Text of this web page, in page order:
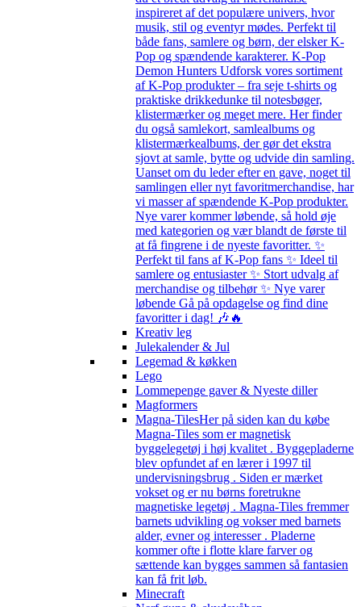
inspireret af det populære univers, hvor
musik, stil og eventyr mødes. Perfekt til
både fans, samlere og børn, der elsker K-
Pop og spændende karakterer. K-Pop
Demon Hunters Udforsk vores sortiment
af K-Pop produkter – fra seje t-shirts og
praktiske drikkedunke til notesbøger,
klistermærker og meget mere. Her finder
du også samlekort, samlealbums og
klistermærkealbums, der gør det ekstra
sjovt at samle, bytte og udvide din samling.
Uanset om du leder efter en gave, noget til
samlingen eller nyt favoritmerchandise, har
vi masser af spændende K-Pop produkter.
Nye varer kommer løbende, så hold øje
med kategorien og vær blandt de første til
at få fingrene i de nyeste favoritter. ✨
Perfekt til fans af K-Pop fans ✨ Ideel til
samlere og entusiaster ✨ Stort udvalg af
merchandise og tilbehør ✨ Nye varer
løbende Gå på opdagelse og find dine
favoritter i dag! 🎶🔥
Kreativ leg
Julekalender & Jul
Legemad & køkken
Lego
Lommepenge gaver & Nyeste diller
Magformers
Magna-TilesHer på siden kan du købe
Magna-Tiles som er magnetisk
byggelegetøj i høj kvalitet . Byggepladerne
blev opfundet af en lærer i 1997 til
undervisningsbrug . Siden er mærket
vokset og er nu børns foretrukne
magnetiske legetøj . Magna-Tiles fremmer
barnets udvikling og vokser med barnets
alder, evner og interesser . Pladerne
kommer ofte i flotte klare farver og
sættende kan bygges sammen så fantasien
kan få frit løb.
Minecraft